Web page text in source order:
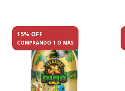
15% OFF
COMPRANDO 1 O MÁS